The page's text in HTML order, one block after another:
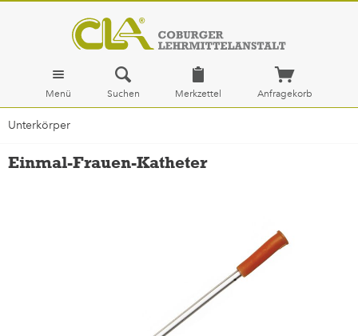
Menü Suchen Merkzettel Anfragekorb
Unterkörper
Einmal-Frauen-Katheter